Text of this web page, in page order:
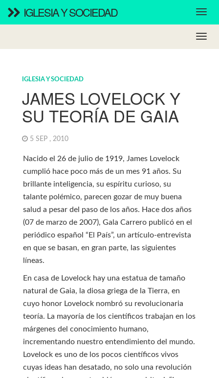
IGLESIA Y SOCIEDAD
IGLESIA Y SOCIEDAD
JAMES LOVELOCK Y
SU TEORÍA DE GAIA
5 SEP , 2010
Nacido el 26 de julio de 1919, James Lovelock
cumplió hace poco más de un mes 91 años. Su
brillante inteligencia, su espíritu curioso, su
talante polémico, parecen gozar de muy buena
salud a pesar del paso de los años. Hace dos años
(07 de marzo de 2007), Gala Carrero publicó en el
periódico español “El País”, un artículo-entrevista
en que se basan, en gran parte, las siguientes
líneas.
En casa de Lovelock hay una estatua de tamaño
natural de Gaia, la diosa griega de la Tierra, en
cuyo honor Lovelock nombró su revolucionaria
teoría. La mayoría de los científicos trabajan en los
márgenes del conocimiento humano,
incrementando nuestro entendimiento del mundo.
Lovelock es uno de los pocos científicos vivos
cuyas ideas han desatado, no solo una revolución